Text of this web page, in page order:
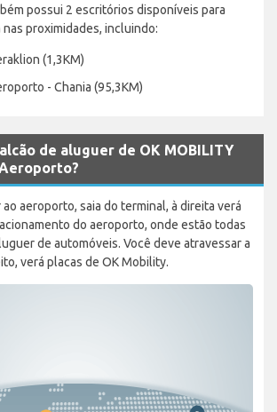
possui 2 escritórios disponíveis para
proximidades, incluindo:
(1,3KM)
- Chania (95,3KM)
de aluguer de OK MOBILITY
aeroporto, saia do terminal, à direita verá
do aeroporto, onde estão todas
de automóveis. Você deve atravessar a
verá placas de OK Mobility.